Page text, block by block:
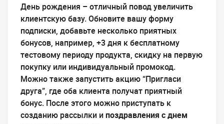
День рождения – отличный повод увеличить
клиентскую базу. Обновите вашу форму
подписки, добавьте несколько приятных
бонусов, например, +3 дня к бесплатному
тестовому периоду продукта, скидку на первую
покупку или индивидуальный промокод.
Можно также запустить акцию “Пригласи
друга”, где оба клиента получат приятный
бонус. После этого можно приступать к
созданию рассылки ипоздравления с днем